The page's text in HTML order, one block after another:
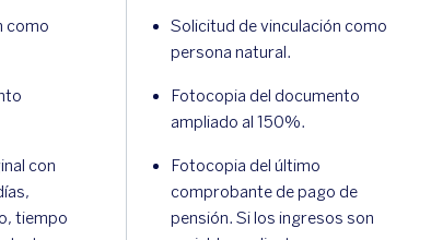
como
con
tiempo
Solicitud de vinculación como
persona natural.
Fotocopia del documento
ampliado al 150%.
Fotocopia del último
comprobante de pago de
pensión. Si los ingresos son